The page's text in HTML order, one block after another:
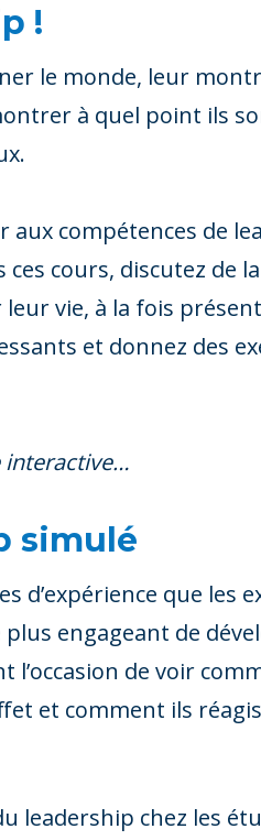
!
le monde, leur
à quel point ils
aux compétences de
cours, discutez de
vie, à la fois
et donnez des
interactive…
simulé
d’expérience que les
engageant de
de voir
et comment ils
leadership chez les